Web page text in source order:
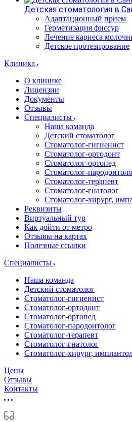
Детская стоматология в
Адаптационный прием
Герметизация фиссур
Лечение кариеса
Детское протезирование
Клиника
О клинике
Лицензии
Документы
Отзывы
Специалисты
Наша команда
Детский стоматолог
Стоматолог-гигиенист
Стоматолог-ортодонт
Стоматолог-ортопед
Стоматолог-
Стоматолог-терапевт
Стоматолог-гнатолог
Стоматолог-хирург,
Реквизиты
Виртуальный тур
Как дойти от метро
Отзывы на картах
Полезные ссылки
Специалисты
Наша команда
Детский стоматолог
Стоматолог-гигиенист
Стоматолог-ортодонт
Стоматолог-ортопед
Стоматолог-пародонтолог
Стоматолог-терапевт
Стоматолог-гнатолог
Стоматолог-хирург,
Цены
Отзывы
Контакты